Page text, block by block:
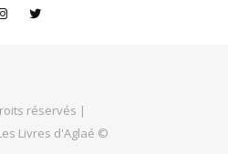
réservés |
Livres d'Aglaé ©